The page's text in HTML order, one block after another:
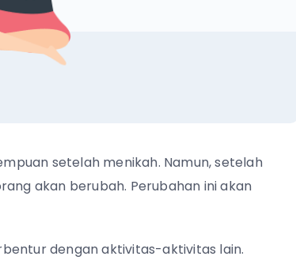
setelah menikah. Namun, setelah
akan berubah. Perubahan ini akan
dengan aktivitas-aktivitas lain.